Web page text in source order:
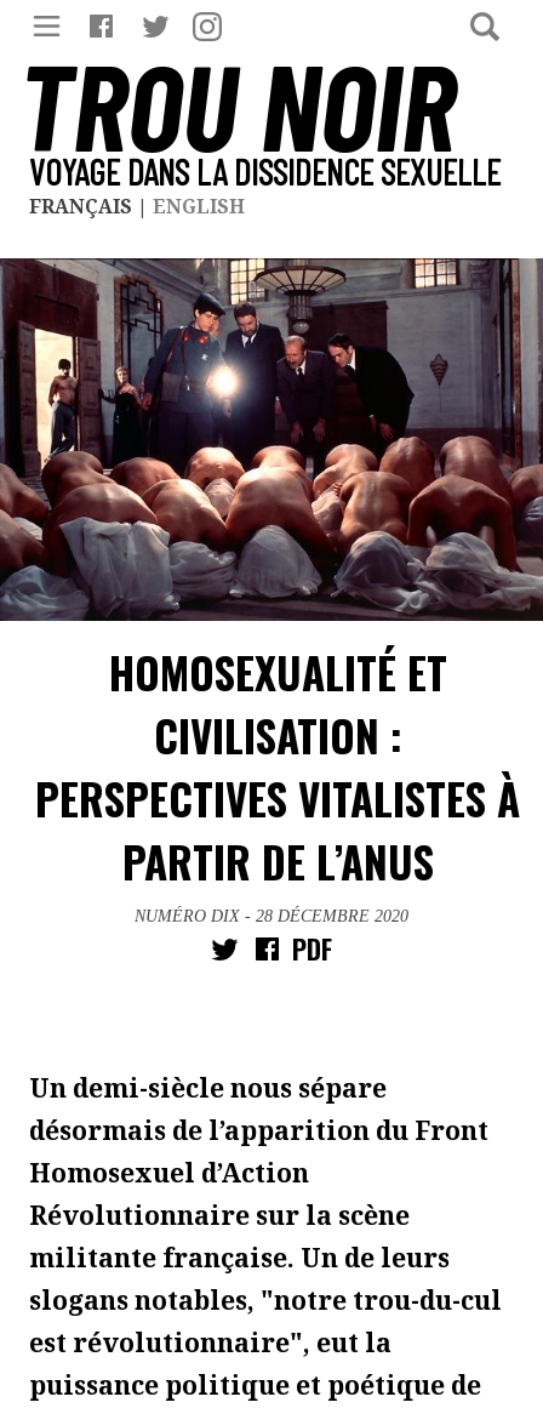
TROU NOIR
VOYAGE DANS LA DISSIDENCE SEXUELLE
FRANÇAIS | ENGLISH
HOMOSEXUALITÉ ET
CIVILISATION :
PERSPECTIVES VITALISTES À
PARTIR DE L’ANUS
NUMÉRO DIX - 28 DÉCEMBRE 2020
PDF
Un demi-siècle nous sépare
désormais de l’apparition du Front
Homosexuel d’Action
Révolutionnaire sur la scène
militante française. Un de leurs
slogans notables, "notre trou-du-cul
est révolutionnaire", eut la
puissance politique et poétique de